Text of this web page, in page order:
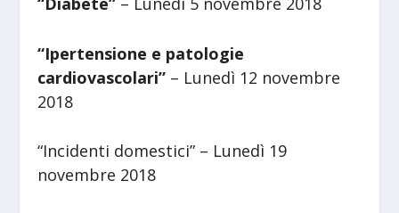
“Ipertensione e patologie
cardiovascolari” – Lunedì 12 novembre
2018
“Incidenti domestici” – Lunedì 19
novembre 2018